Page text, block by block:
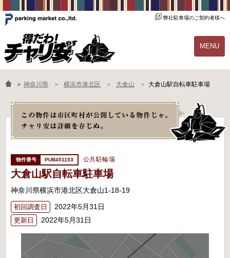
弊社駐車場のご契約者様へ
MENU
物件一覧 ご契約の流れ
よくあるご質問 駐輪場オーナー様へ
＞ 神奈川県 横浜市港北区 大倉山 大倉山駅自転車駐車場
PUB451153 公共駐輪場
大倉山駅自転車駐車場
神奈川県横浜市港北区大倉山1-18-19
初回調査日 2022年5月31日
更新日 2022年5月31日